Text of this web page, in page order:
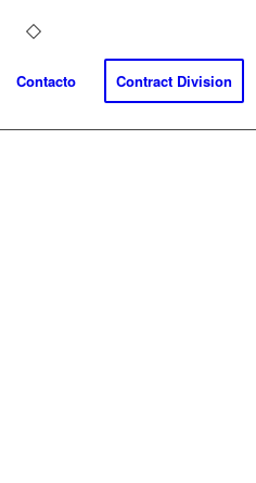
Contacto Contract Division